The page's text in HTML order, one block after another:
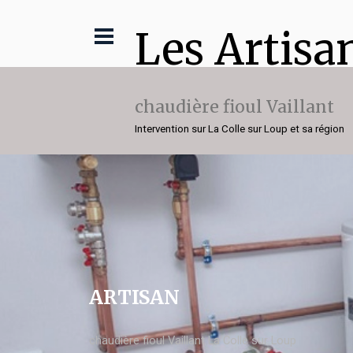
Les
chaudière fioul Vaillant
Intervention sur La Colle sur Loup et sa région
ARTISAN
chaudière fioul Vaillant La Colle sur Loup